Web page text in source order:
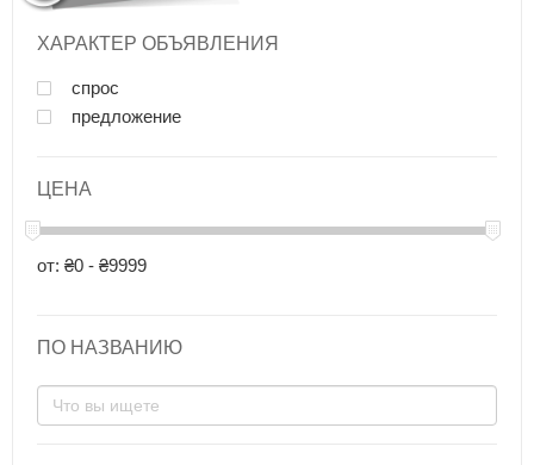
ХАРАКТЕР ОБЪЯВЛЕНИЯ
спрос
предложение
ЦЕНА
от: ₴0 - ₴9999
ПО НАЗВАНИЮ